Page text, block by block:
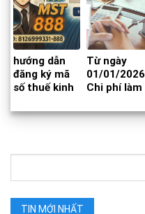
hướng dẫn
đăng ký mã
số thuế kinh
đuôi 888
Từ ngày
01/01/2026
Chi phí làm
sẽ tăng cao
TIN MỚI NHẤT